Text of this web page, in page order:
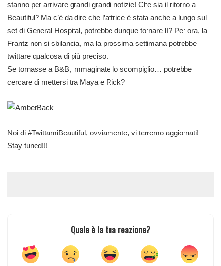
stanno per arrivare grandi grandi notizie! Che sia il ritorno a
Beautiful? Ma c’è da dire che l’attrice è stata anche a lungo sul
set di General Hospital, potrebbe dunque tornare lì? Per ora, la
Frantz non si sbilancia, ma la prossima settimana potrebbe
twittare qualcosa di più preciso.
Se tornasse a B&B, immaginate lo scompiglio… potrebbe
cercare di mettersi tra Maya e Rick?
Noi di #TwittamiBeautiful, ovviamente, vi terremo aggiornati!
Stay tuned!!!
Quale è la tua reazione?